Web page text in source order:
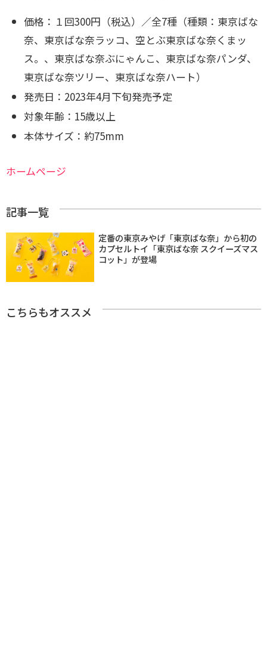
価格：１回300円（税込）／全7種 （種類：東京ばな
奈、東京ばな奈ラッコ、空とぶ東京ばな奈くまッ
ス。、東京ばな奈ぶにゃんこ、東京ばな奈パンダ、
東京ばな奈ツリー、東京ばな奈ハート）
発売日：2023年4月下旬発売予定
対象年齢：15歳以上
本体サイズ：約75mm
ホームページ
記事一覧
定番の東京みやげ「東京ばな奈」から初の
カプセルトイ「東京ばな奈 スクイーズマス
コット」が登場
こちらもオススメ